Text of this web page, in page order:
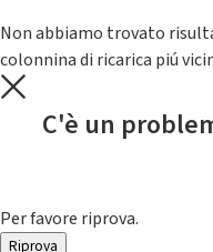
Non abbiamo trovato
colonnina di ricarica piú
C'è un
Per favore riprova.
Riprova